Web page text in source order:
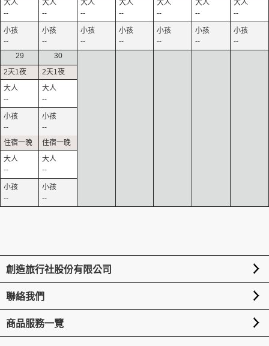
--
--
--
--
--
--
--
--
--
--
--
--
--
--
29
--
--
--
--
30
--
--
--
--
創造旅行社股份有限公司
聯絡我們
商品服務一覽